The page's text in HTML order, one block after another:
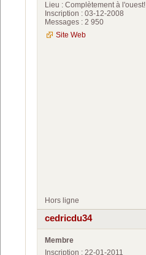
Lieu : Complètement à l'ouest!
Inscription : 03-12-2008
Messages : 2 950
Site Web
Hors ligne
cedricdu34
Membre
Inscription : 22-01-2011